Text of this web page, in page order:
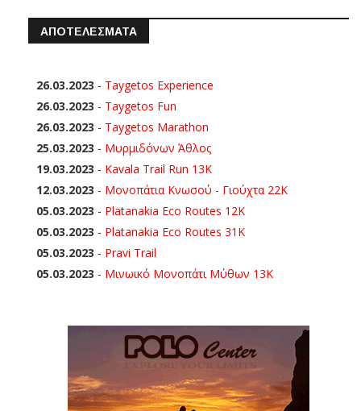
ΑΠΟΤΕΛΕΣΜΑΤΑ
26.03.2023 - Taygetos Experience
26.03.2023 - Taygetos Fun
26.03.2023 - Taygetos Marathon
25.03.2023 - Μυρμιδόνων Άθλος
19.03.2023 - Kavala Trail Run 13K
12.03.2023 - Μονοπάτια Κνωσού - Γιούχτα 22Κ
05.03.2023 - Platanakia Eco Routes 12K
05.03.2023 - Platanakia Eco Routes 31K
05.03.2023 - Pravi Trail
05.03.2023 - Μινωικό Μονοπάτι Μύθων 13Κ